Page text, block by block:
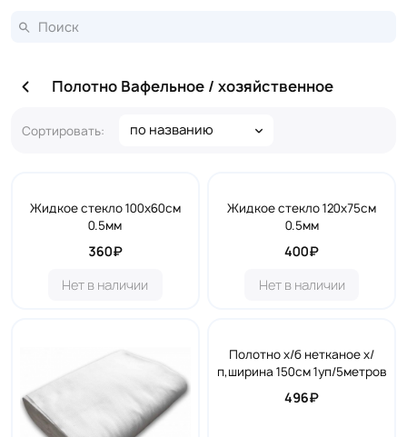
Полотно Вафельное / хозяйственное
Сортировать: по названию
Жидкое стекло 100х60см
0.5мм
360₽
Нет в наличии
Жидкое стекло 120х75см
0.5мм
400₽
Нет в наличии
Полотно х/б нетканое х/
п,ширина 150см 1уп/5метров
496₽